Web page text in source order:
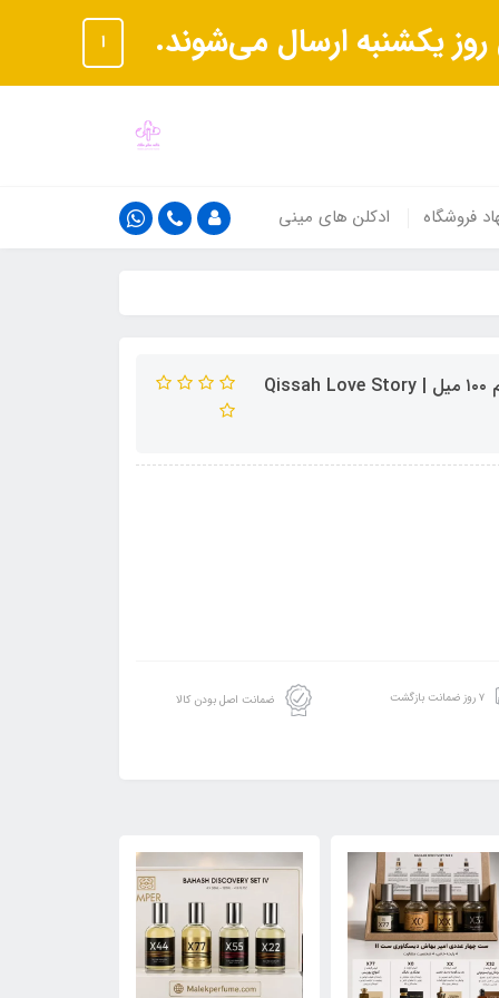
ا
فروشگاه ادکلن های مینی
عطر قصه ( داستان عاشقانه) Qissah Love Story ادو پرفیوم ۱۰۰ میل | Qissah Love Story
۷ روز ضمانت بازگشت ضمانت اصل بودن کالا